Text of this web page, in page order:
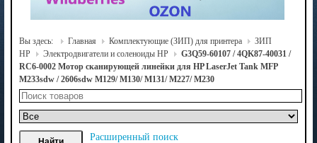
Вы здесь: Главная Комплектующие (ЗИП) для принтера
ЗИП
HP
Электродвигатели и соленоиды HP
G3Q59-60107 / 4QK87-40031 /
RC6-0002 Мотор сканирующей линейки для HP LaserJet Tank MFP
M233sdw / 2606sdw M129/ M130/ M131/ M227/ M230
Расширенный поиск